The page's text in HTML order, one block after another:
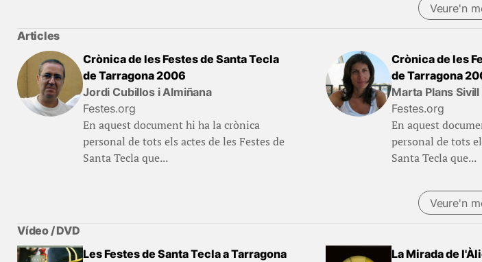
Veure'n
Articles
Crònica de les Festes de Santa Tecla
de Tarragona 2006
Jordi Cubillos i Almiñana
Festes.org
En aquest document hi ha la crònica
personal de tots els actes de les Festes de
Santa Tecla que...
Crònica de les
de Tarragona
Marta Plans Sivill
Festes.org
En aquest
personal de tots
Santa Tecla que...
Veure'n
Vídeo / DVD
Les Festes de Santa Tecla a Tarragona
La Mirada de